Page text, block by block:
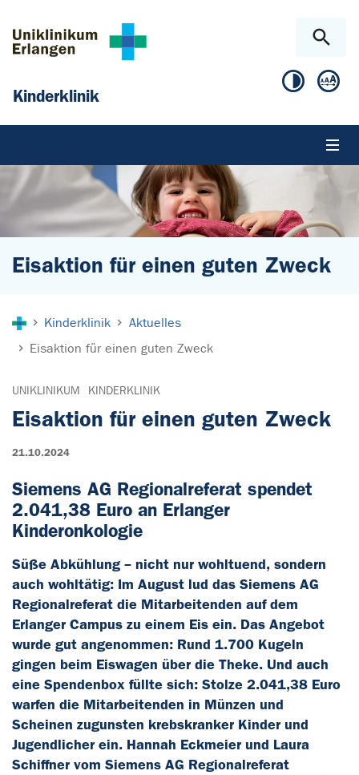
Kinderklinik
Eisaktion für einen guten Zweck
Kinderklinik
Aktuelles
Eisaktion für einen guten Zweck
UNIKLINIKUM KINDERKLINIK
Eisaktion für einen guten Zweck
21.10.2024
Siemens AG Regionalreferat spendet
2.041,38 Euro an Erlanger
Kinderonkologie
Süße Abkühlung – nicht nur wohltuend, sondern
auch wohltätig: Im August lud das Siemens AG
Regionalreferat die Mitarbeitenden auf dem
Erlanger Campus zu einem Eis ein. Das Angebot
wurde gut angenommen: Rund 1.700 Kugeln
gingen beim Eiswagen über die Theke. Und auch
eine Spendenbox füllte sich: Stolze 2.041,38 Euro
warfen die Mitarbeitenden in Münzen und
Scheinen zugunsten krebskranker Kinder und
Jugendlicher ein. Hannah Eckmeier und Laura
Schiffner vom Siemens AG Regionalreferat